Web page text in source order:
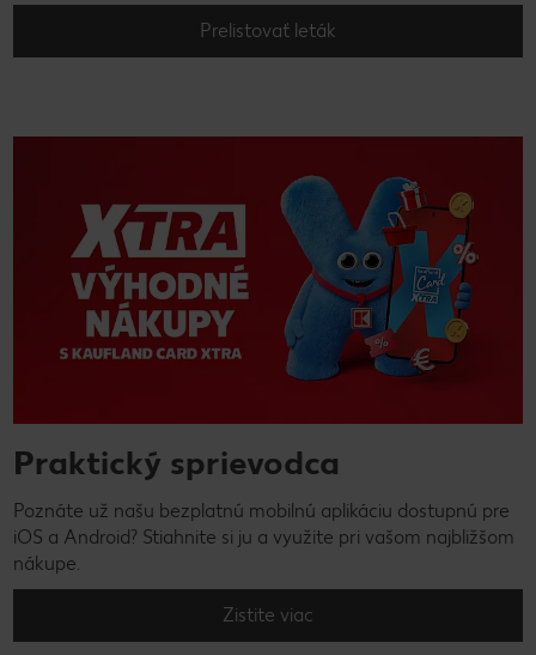
Prelistovať leták
Praktický sprievodca
Poznáte už našu bezplatnú mobilnú aplikáciu dostupnú pre
iOS a Android? Stiahnite si ju a využite pri vašom najbližšom
nákupe.
Zistite viac